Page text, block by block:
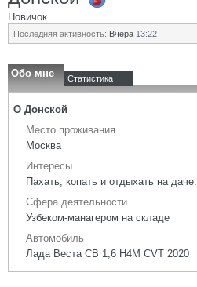
Новичок
Последняя активность: Вчера 13:22
Обо мне Статистика
О Донской
Место проживания
Москва
Интересы
Пахать, копать и отдыхать на даче.
Сфера деятельности
Узбеком-манагером на складе
Автомобиль
Лада Веста СВ 1,6 H4M CVT 2020